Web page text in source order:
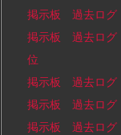
掲示板 過去ログ
掲示板 過去ログ
位
掲示板 過去ログ
掲示板 過去ログ
掲示板 過去ログ